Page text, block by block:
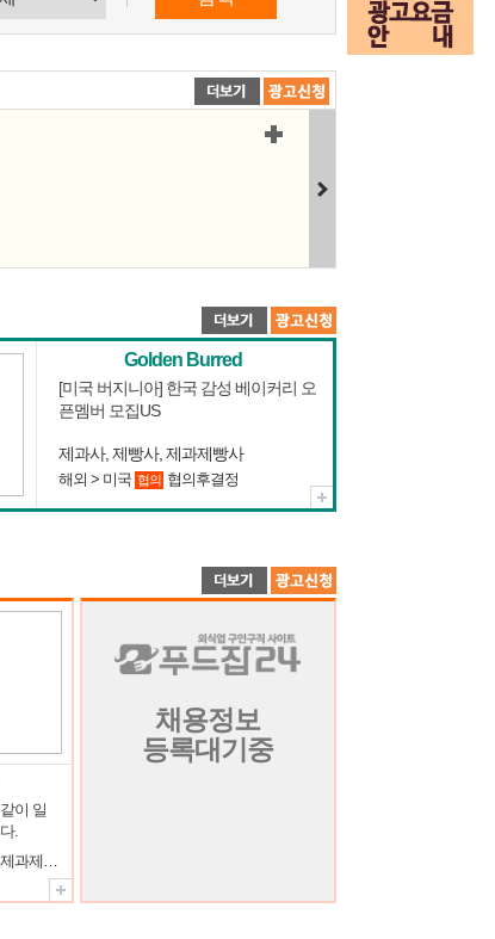
Golden Burred
[미국 버지니아] 한국 감성 베이커리 오
픈멤버 모집US
제과사, 제빵사, 제과제빵사
해외 > 미국 협의 협의후결정
이 일
.
제과사,제빵사,제과제빵사,제과제빵장,파티쉐(파티시에),제과제빵기술자,제과제빵강사
채용정보
등록대기중